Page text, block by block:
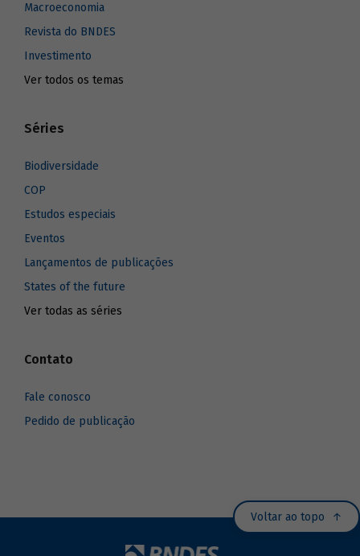
Macroeconomia
Revista do BNDES
Investimento
Ver todos os temas
Séries
Biodiversidade
COP
Estudos especiais
Eventos
Lançamentos de publicações
States of the future
Ver todas as séries
Contato
Fale conosco
Pedido de publicação
Voltar ao topo